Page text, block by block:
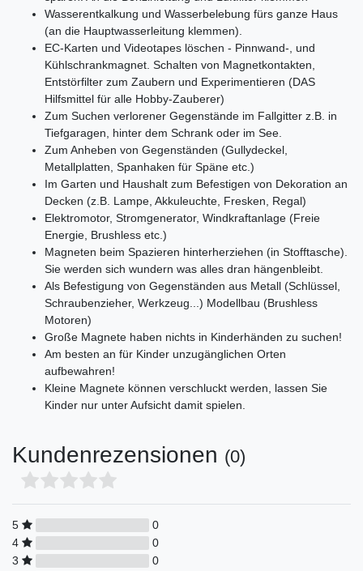
Wasserentkalkung und Wasserbelebung fürs ganze Haus
(an die Hauptwasserleitung klemmen).
EC-Karten und Videotapes löschen - Pinnwand-, und
Kühlschrankmagnet. Schalten von Magnetkontakten,
Entstörfilter zum Zaubern und Experimentieren (DAS
Hilfsmittel für alle Hobby-Zauberer)
Zum Suchen verlorener Gegenstände im Fallgitter z.B. in
Tiefgaragen, hinter dem Schrank oder im See.
Zum Anheben von Gegenständen (Gullydeckel,
Metallplatten, Spanhaken für Späne etc.)
Im Garten und Haushalt zum Befestigen von Dekoration an
Decken (z.B. Lampe, Akkuleuchte, Fresken, Regal)
Elektromotor, Stromgenerator, Windkraftanlage (Freie
Energie, Brushless etc.)
Magneten beim Spazieren hinterherziehen (in Stofftasche).
Sie werden sich wundern was alles dran hängenbleibt.
Als Befestigung von Gegenständen aus Metall (Schlüssel,
Schraubenzieher, Werkzeug...) Modellbau (Brushless
Motoren)
Große Magnete haben nichts in Kinderhänden zu suchen!
Am besten an für Kinder unzugänglichen Orten
aufbewahren!
Kleine Magnete können verschluckt werden, lassen Sie
Kinder nur unter Aufsicht damit spielen.
Kundenrezensionen (0)
5
0
4
0
3
0